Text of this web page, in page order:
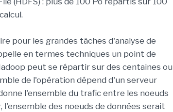
pour les grandes tâches d'analyse de
en termes techniques un point de
peut se répartir sur des centaines ou
de l'opération dépend d'un serveur
l'ensemble du trafic entre les noeuds
l'ensemble des noeuds de données serait